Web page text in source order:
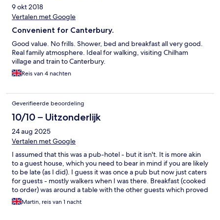
9 okt 2018
Vertalen met Google
Convenient for Canterbury.
Good value. No frills. Shower, bed and breakfast all very good.
Real family atmosphere. Ideal for walking, visiting Chilham
village and train to Canterbury.
Reis van 4 nachten
Geverifieerde beoordeling
10/10 – Uitzonderlijk
24 aug 2025
Vertalen met Google
I assumed that this was a pub-hotel - but it isn't. It is more akin
to a guest house, which you need to bear in mind if you are likely
to be late (as I did). I guess it was once a pub but now just caters
for guests - mostly walkers when I was there. Breakfast (cooked
to order) was around a table with the other guests which proved
to the most enjoyable breakfast I've experienced in any hotel.
It's a place for people who value a friendly good value
Martin, reis van 1 nacht